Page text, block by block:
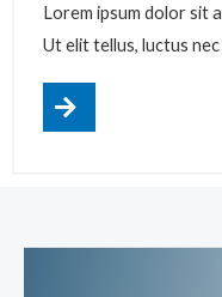
Lorem ipsum dolor sit
Ut elit tellus, luctus